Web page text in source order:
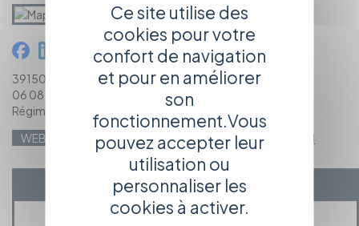
39150 PRÉNOVEL
06 08 77 50 28
Régime social : Intermittent
WEB
http://pascalarmant.free.fr/Site/Bienvenue.html
EXPÉRIENCE
PRÉSENTATION
Ce site utilise des
cookies pour votre
confort de navigation
et pour en améliorer
son
fonctionnement.Vous
pouvez accepter leur
utilisation ou
personnaliser les
cookies à activer.